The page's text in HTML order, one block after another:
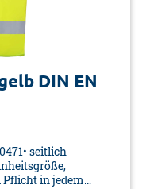
DIN EN
seitlich
Pflicht in jedem